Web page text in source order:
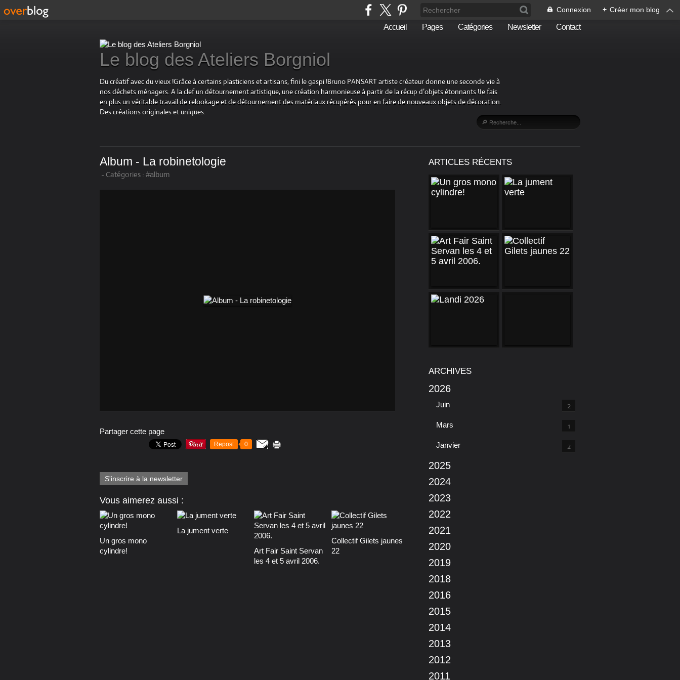
Connexion + Créer mon blog
Accueil Pages Catégories Newsletter Contact
Le blog des Ateliers Borgniol
Du créatif avec du vieux !Grâce à certains plasticiens et artisans, fini le gaspi !Bruno PANSART artiste créateur donne une seconde vie à
nos déchets ménagers. A la clef un détournement artistique, une création harmonieuse à partir de la récup d’objets étonnants !Je fais
en plus un véritable travail de relookage et de détournement des matériaux récupérés pour en faire de nouveaux objets de décoration.
Des créations originales et uniques.
Album - La robinetologie
- Catégories : #album
Partager cette page
Repost 0
S'inscrire à la newsletter
Vous aimerez aussi :
Un gros mono
cylindre!
La jument verte
Art Fair Saint Servan
les 4 et 5 avril 2006.
Collectif Gilets jaunes
22
ARTICLES RÉCENTS
ARCHIVES
2026
Juin 2
Mars 1
Janvier 2
2025
2024
2023
2022
2021
2020
2019
2018
2016
2015
2014
2013
2012
2011